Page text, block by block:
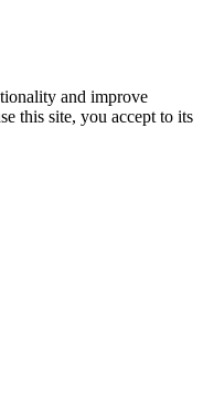
and improve
this site, you accept to its